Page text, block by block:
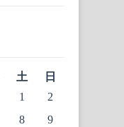
土
日
1
2
8
9